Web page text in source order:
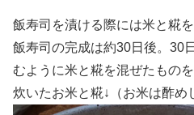
飯寿司を漬ける際には米と糀
飯寿司の完成は約30日後。30
むように米と糀を混ぜたものを
炊いたお米と糀↓（お米は酢め